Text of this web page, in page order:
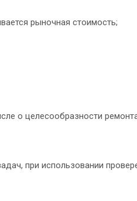
рыночная стоимость;
о целесообразности
при использовании